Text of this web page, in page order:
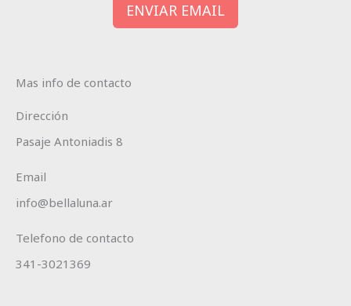
ENVIAR EMAIL
Mas info de contacto
Dirección
Pasaje Antoniadis 8
Email
info@bellaluna.ar
Telefono de contacto
341-3021369